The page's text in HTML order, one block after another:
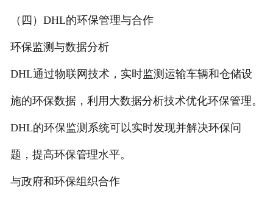
（四）DHL的环保管理与合作
环保监测与数据分析
DHL通过物联网技术，实时监测运输车辆和仓储设
施的环保数据，利用大数据分析技术优化环保管理。
DHL的环保监测系统可以实时发现并解决环保问
题，提高环保管理水平。
与政府和环保组织合作